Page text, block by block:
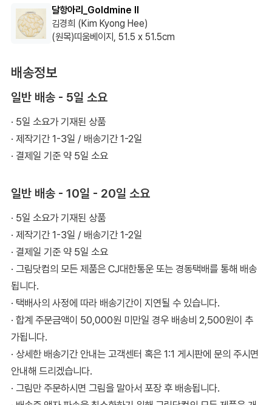
네이버 qkrg******** 고객님 이용후기 입니다.
달항아리_Goldmine II
김경희 (Kim Kyong Hee)
(원목)띠움베이지, 51.5 x 51.5cm
배송정보
일반 배송 - 5일 소요
· 5일 소요가 기재된 상품
· 제작기간 1-3일 / 배송기간 1-2일
· 결제일 기준 약 5일 소요
일반 배송 - 10일 - 20일 소요
· 5일 소요가 기재된 상품
· 제작기간 1-3일 / 배송기간 1-2일
· 결제일 기준 약 5일 소요
· 그림닷컴의 모든 제품은 CJ대한통운 또는 경동택배를 통해 배송
됩니다.
· 택배사의 사정에 따라 배송기간이 지연될 수 있습니다.
· 합계 주문금액이 50,000원 미만일 경우 배송비 2,500원이 추
가됩니다.
· 상세한 배송기간 안내는 고객센터 혹은 1:1 게시판에 문의 주시면
안내해 드리겠습니다.
· 그림만 주문하시면 그림을 말아서 포장 후 배송됩니다.